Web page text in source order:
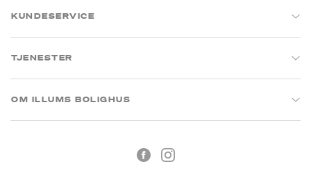
KUNDESERVICE
TJENESTER
OM ILLUMS BOLIGHUS